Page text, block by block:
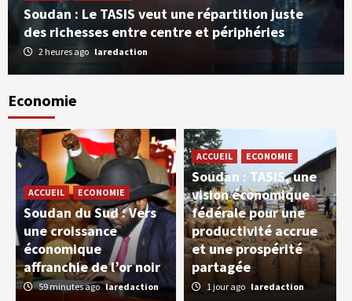
Soudan : Le TASIS veut une répartition juste
des richesses entre centre et périphéries
2 heures ago laredaction
Economie
ACCUEIL ECONOMIE
Soudan du Sud : Vers
une croissance
économique
affranchie de l’or noir
59 minutes ago laredaction
ACCUEIL ECONOMIE
Soudan : TASIS, une
vision économique
fédérale pour une
productivité accrue
et une prospérité
partagée
1 jour ago laredaction
3
Eswatini : Les réformes sociales portées par
le Roi Mswati III, entre avancées et défis
persistants
ACCUEIL SOCIETE
Eswatini : Roi Mswati III , une monarchie
engagée contre la pauvreté et pour la
dignité des plus vulnérables
SOCIETE